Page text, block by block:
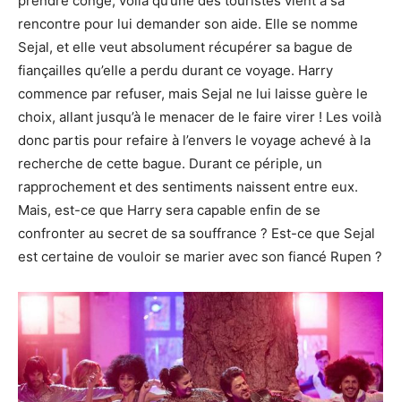
rencontre pour lui demander son aide. Elle se nomme
Sejal, et elle veut absolument récupérer sa bague de
fiançailles qu’elle a perdu durant ce voyage. Harry
commence par refuser, mais Sejal ne lui laisse guère le
choix, allant jusqu’à le menacer de le faire virer ! Les voilà
donc partis pour refaire à l’envers le voyage achevé à la
recherche de cette bague. Durant ce périple, un
rapprochement et des sentiments naissent entre eux.
Mais, est-ce que Harry sera capable enfin de se
confronter au secret de sa souffrance ? Est-ce que Sejal
est certaine de vouloir se marier avec son fiancé Rupen ?